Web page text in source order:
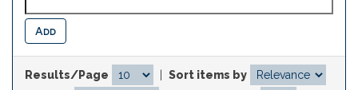
Results/Page
Sort items by